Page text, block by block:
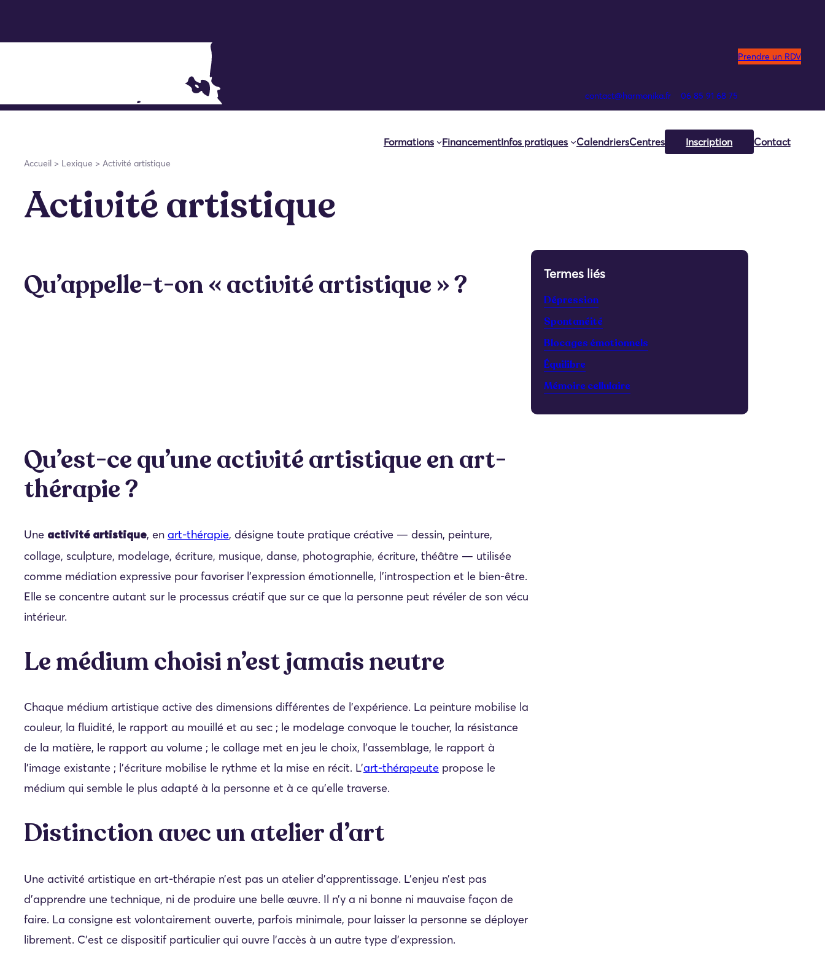
contact@harmonika.fr 06 85 91 68 75
Prendre un RDV
Formations FinancementInfos pratiques CalendriersCentres Inscription Contact
Accueil> Lexique > Activité artistique
Activité artistique
Qu’appelle-t-on « activité artistique » ?
Qu’est-ce qu’une activité artistique en art-
thérapie ?
Une activité artistique, en art-thérapie, désigne toute pratique créative — dessin, peinture,
collage, sculpture, modelage, écriture, musique, danse, photographie, écriture, théâtre — utilisée
comme médiation expressive pour favoriser l’expression émotionnelle, l’introspection et le bien-être.
Elle se concentre autant sur le processus créatif que sur ce que la personne peut révéler de son vécu
intérieur.
Le médium choisi n’est jamais neutre
Chaque médium artistique active des dimensions différentes de l’expérience. La peinture mobilise la
couleur, la fluidité, le rapport au mouillé et au sec ; le modelage convoque le toucher, la résistance
de la matière, le rapport au volume ; le collage met en jeu le choix, l’assemblage, le rapport à
l’image existante ; l’écriture mobilise le rythme et la mise en récit. L’art-thérapeutepropose le
médium qui semble le plus adapté à la personne et à ce qu’elle traverse.
Distinction avec un atelier d’art
Une activité artistique en art-thérapie n’est pas un atelier d’apprentissage. L’enjeu n’est pas
d’apprendre une technique, ni de produire une belle œuvre. Il n’y a ni bonne ni mauvaise façon de
faire. La consigne est volontairement ouverte, parfois minimale, pour laisser la personne se déployer
librement. C’est ce dispositif particulier qui ouvre l’accès à un autre type d’expression.
Termes liés
Dépression
Spontanéité
Blocages émotionnels
Équilibre
Mémoire cellulaire